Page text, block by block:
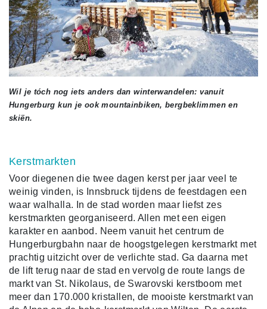
Wil je tóch nog iets anders dan winterwandelen: vanuit
Hungerburg kun je ook mountainbiken, bergbeklimmen en
skiën.
Kerstmarkten
Voor diegenen die twee dagen kerst per jaar veel te
weinig vinden, is Innsbruck tijdens de feestdagen een
waar walhalla. In de stad worden maar liefst zes
kerstmarkten georganiseerd. Allen met een eigen
karakter en aanbod. Neem vanuit het centrum de
Hungerburgbahn naar de hoogstgelegen kerstmarkt met
prachtig uitzicht over de verlichte stad. Ga daarna met
de lift terug naar de stad en vervolg de route langs de
markt van St. Nikolaus, de Swarovski kerstboom met
meer dan 170.000 kristallen, de mooiste kerstmarkt van